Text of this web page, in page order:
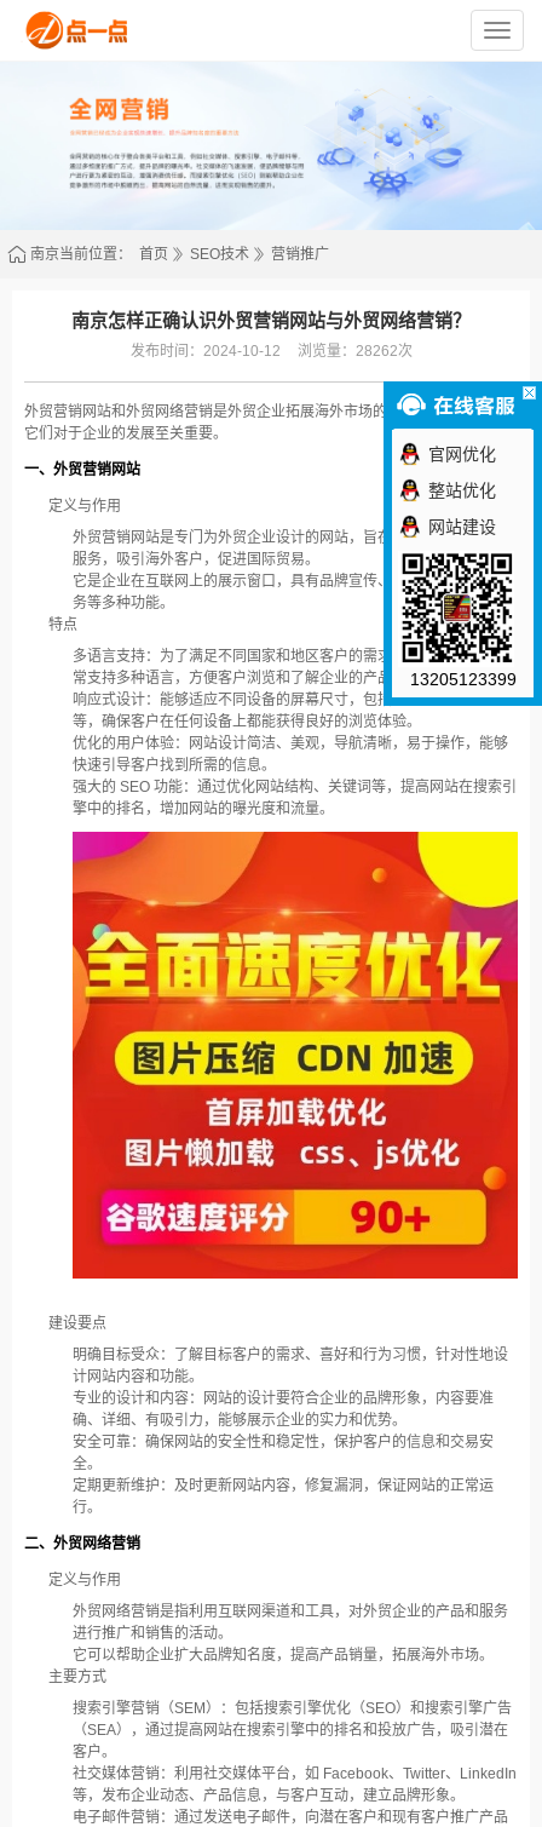
苏
州
点
限
司
南京当前位置： 首页 SEO技术 营销推广
南京怎样正确认识外贸营销网站与外贸网络营销？
发布时间：2024-10-12 浏览量：28262次
外贸营销网站和外贸网络营销是外贸企业拓展海外市场的重要手段，正确认识
它们对于企业的发展至关重要。
一、外贸营销网站
定义与作用
外贸营销网站是专门为外贸企业设计的网站，旨在展示企业的产品和
服务，吸引海外客户，促进国际贸易。
它是企业在互联网上的展示窗口，具有品牌宣传、产品展示、客户服
务等多种功能。
特点
多语言支持：为了满足不同国家和地区客户的需求，外贸营销网站通
常支持多种语言，方便客户浏览和了解企业的产品和服务。
响应式设计：能够适应不同设备的屏幕尺寸，包括电脑、手机、平板
等，确保客户在任何设备上都能获得良好的浏览体验。
优化的用户体验：网站设计简洁、美观，导航清晰，易于操作，能够
快速引导客户找到所需的信息。
强大的 SEO 功能：通过优化网站结构、关键词等，提高网站在搜索引
擎中的排名，增加网站的曝光度和流量。
建设要点
明确目标受众：了解目标客户的需求、喜好和行为习惯，针对性地设
计网站内容和功能。
专业的设计和内容：网站的设计要符合企业的品牌形象，内容要准
确、详细、有吸引力，能够展示企业的实力和优势。
安全可靠：确保网站的安全性和稳定性，保护客户的信息和交易安
全。
定期更新维护：及时更新网站内容，修复漏洞，保证网站的正常运
行。
二、外贸网络营销
定义与作用
外贸网络营销是指利用互联网渠道和工具，对外贸企业的产品和服务
进行推广和销售的活动。
它可以帮助企业扩大品牌知名度，提高产品销量，拓展海外市场。
主要方式
搜索引擎营销（SEM）：包括搜索引擎优化（SEO）和搜索引擎广告
（SEA），通过提高网站在搜索引擎中的排名和投放广告，吸引潜在
客户。
社交媒体营销：利用社交媒体平台，如 Facebook、Twitter、LinkedIn
等，发布企业动态、产品信息，与客户互动，建立品牌形象。
电子邮件营销：通过发送电子邮件，向潜在客户和现有客户推广产品
官网优化
整站优化
网站建设
13205123399